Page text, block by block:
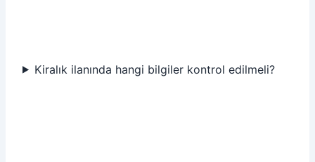
Kiralık ilanında hangi bilgiler kontrol edilmeli?